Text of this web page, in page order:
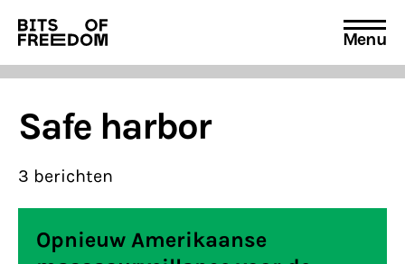
Search
for:
Menu
Safe harbor
3 berichten
Opnieuw Amerikaanse